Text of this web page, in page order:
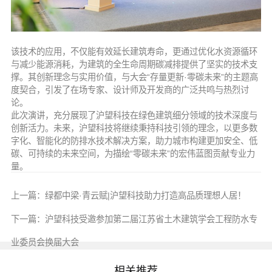
该技术的应用，不仅能有效延长建筑寿命，更通过优化水资源循环
与减少能源消耗，为建筑的全生命周期碳减排提供了坚实的技术支
撑。其创新理念与实用价值，与大会“存量更新·零碳未来”的主题高
度契合，引发了在场专家、设计师及开发商的广泛共鸣与热烈讨
论。
此次演讲，充分展现了沪望科技在绿色建筑细分领域的技术深度与
创新活力。未来，沪望科技将继续秉持科技引领的理念，以更多数
字化、智能化的防排水技术解决方案，助力城市构建更加安全、低
碳、可持续的未来空间，为描绘“零碳未来”的宏伟蓝图贡献专业力
量。
上一篇： 绿都中梁·青云赋|沪望科技助力打造高品质理想人居！
下一篇： 沪望科技受邀参加第二届江苏省土木建筑学会工程防水专
业委员会换届大会